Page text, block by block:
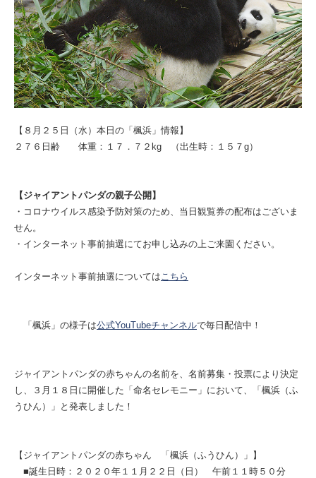
【８月２５日（水）本日の「楓浜」情報】
２７６日齢 体重：１７．７２kg （出生時：１５７g）
【ジャイアントパンダの親子公開】
・コロナウイルス感染予防対策のため、当日観覧券の配布はございま
せん。
・インターネット事前抽選にてお申し込みの上ご来園ください。
インターネット事前抽選についてはこちら
「楓浜」の様子は公式YouTubeチャンネルで毎日配信中！
ジャイアントパンダの赤ちゃんの名前を、名前募集・投票により決定
し、３月１８日に開催した「命名セレモニー」において、「楓浜（ふ
うひん）」と発表しました！
【ジャイアントパンダの赤ちゃん 「楓浜（ふうひん）」】
■誕生日時：２０２０年１１月２２日（日） 午前１１時５０分